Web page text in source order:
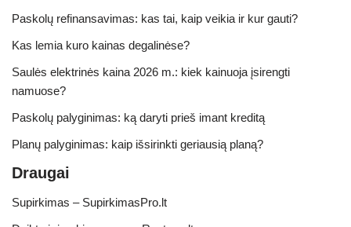
Paskolų refinansavimas: kas tai, kaip veikia ir kur gauti?
Kas lemia kuro kainas degalinėse?
Saulės elektrinės kaina 2026 m.: kiek kainuoja įsirengti
namuose?
Paskolų palyginimas: ką daryti prieš imant kreditą
Planų palyginimas: kaip išsirinkti geriausią planą?
Draugai
Supirkimas – SupirkimasPro.lt